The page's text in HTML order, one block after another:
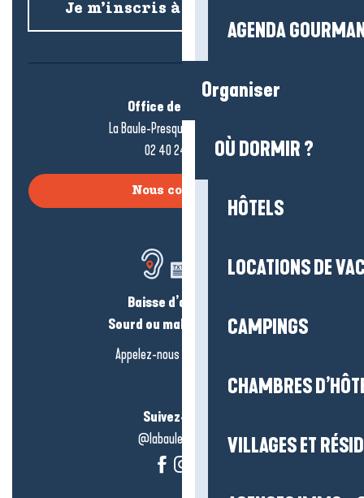
AGENDA
Organiser
OÙ DORMIR ?
HÔTELS
LOCATIONS DE
CAMPINGS
CHAMBRES
VILLAGES ET
Je m’inscris à la newsletter
Office de tourisme
La Baule-Presqu’île de Guérande
02 40 24 34 44
Nous contacter
Baisse d’audition ?
Sourd ou malentendant ?
Appelez-nous en
Suivez-nous !
@labauleguérande